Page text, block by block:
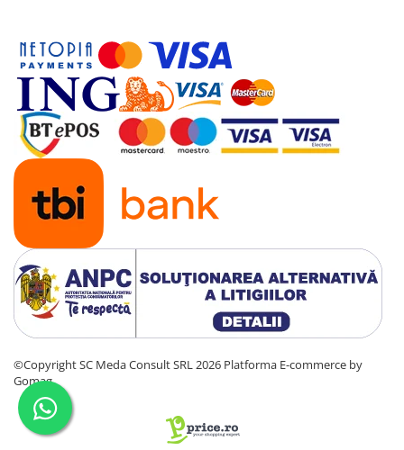
Modemuri
Antene & amplificatoare semnal
Camere IP
Accesorii retelistica
PDU
UPS & Stabilizatoare
UPS-uri
Baterii UPS
Accesorii UPS
Servere, Storage & NAS
Servere NAS
Servere
SSD enterprise
HDD enterprise
DAS (Direct Attached Storage)
©Copyright SC Meda Consult SRL 2026 Platforma E-commerce by
Gomag